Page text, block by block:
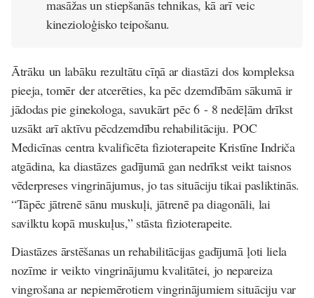
masāžas un stiepšanās tehnikas, kā arī veic
kinezioloģisko teipošanu.
Ātrāku un labāku rezultātu cīņā ar diastāzi dos kompleksa
pieeja, tomēr der atcerēties, ka pēc dzemdībām sākumā ir
jādodas pie ginekologa, savukārt pēc 6 - 8 nedēļām drīkst
uzsākt arī aktīvu pēcdzemdību rehabilitāciju. POC
Medicīnas centra kvalificēta fizioterapeite Kristīne Indriča
atgādina, ka diastāzes gadījumā gan nedrīkst veikt taisnos
vēderpreses vingrinājumus, jo tas situāciju tikai pasliktinās.
“Tāpēc jātrenē sānu muskuļi, jātrenē pa diagonāli, lai
savilktu kopā muskuļus,” stāsta fizioterapeite.
Diastāzes ārstēšanas un rehabilitācijas gadījumā ļoti liela
nozīme ir veikto vingrinājumu kvalitātei, jo nepareiza
vingrošana ar nepiemērotiem vingrinājumiem situāciju var